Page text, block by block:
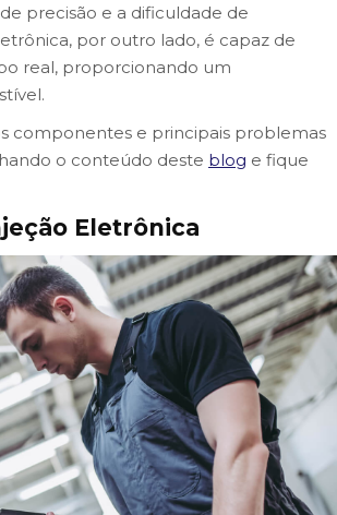
precisão e a dificuldade de
por outro lado, é capaz de
real, proporcionando um
componentes e principais problemas
o conteúdo deste blog e fique
Eletrônica